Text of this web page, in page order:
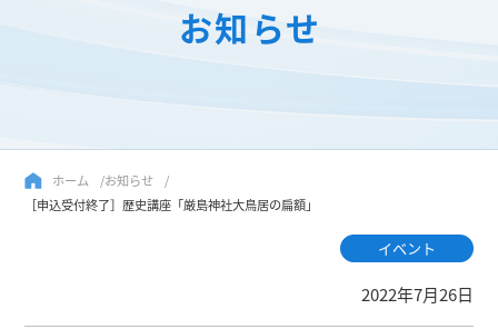
お知らせ
ホーム
お知らせ
［申込受付終了］歴史講座「厳島神社大鳥居の扁額」
イベント
2022年7月26日